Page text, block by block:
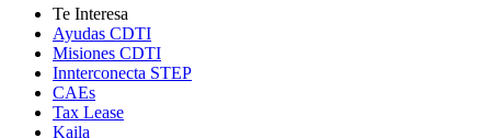
Te Interesa
Ayudas CDTI
Misiones CDTI
Innterconecta STEP
CAEs
Tax Lease
Kaila